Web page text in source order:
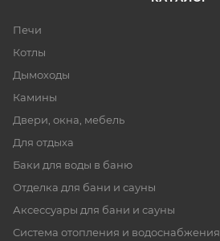
Печи
Котлы
Дымоходы
Камины
Двери, окна, мебель
Для отдыха
Баки для воды в баню
Отделка для бани и сауны
Аксессуары для бани и сауны
Система отопления и водоснабжения